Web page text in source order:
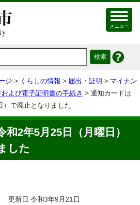
メニュー
ジ > くらしの情報 > 届出・証明 > マイナン
よび電子証明書の手続き > 通知カードは
で廃止となりました
2年5月25日（月曜日）
した
更新日 令和3年9月21日